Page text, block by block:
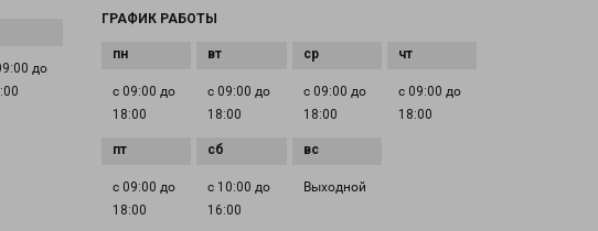
до
ГРАФИК РАБОТЫ
с 09:00 до
18:00
с 09:00 до
18:00
с 09:00 до
18:00
с 09:00 до
18:00
с 09:00 до
18:00
с 10:00 до
16:00
Выходной